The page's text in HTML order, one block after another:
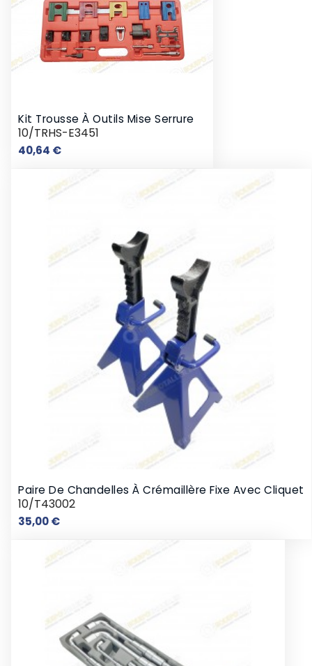
Kit Trousse À Outils Mise Serrure
10/TRHS-E3451
40,64 €Prix
Paire De Chandelles À Crémaillère Fixe Avec Cliquet
10/T43002
35,00 €Prix